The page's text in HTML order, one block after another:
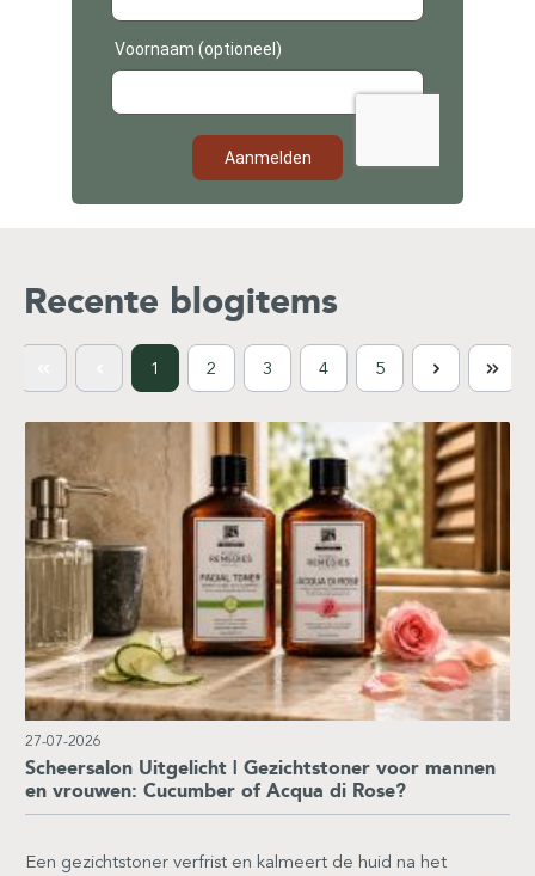
Recente blogitems
1 2 3 4 5
27-07-2026
Scheersalon Uitgelicht | Gezichtstoner voor mannen
en vrouwen: Cucumber of Acqua di Rose?
Een gezichtstoner verfrist en kalmeert de huid na het